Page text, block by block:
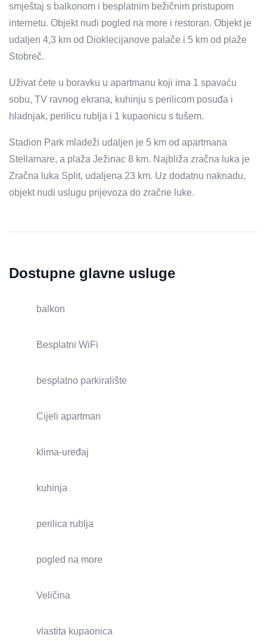
smještaj s balkonom i besplatnim bežičnim pristupom
internetu. Objekt nudi pogled na more i restoran. Objekt je
udaljen 4,3 km od Dioklecijanove palače i 5 km od plaže
Stobreč.
Uživat ćete u boravku u apartmanu koji ima 1 spavaću
sobu, TV ravnog ekrana, kuhinju s perilicom posuđa i
hladnjak, perilicu rublja i 1 kupaonicu s tušem.
Stadion Park mladeži udaljen je 5 km od apartmana
Stellamare, a plaža Ježinac 8 km. Najbliža zračna luka je
Zračna luka Split, udaljena 23 km. Uz dodatnu naknadu,
objekt nudi uslugu prijevoza do zračne luke.
Dostupne glavne usluge
balkon
Besplatni WiFi
besplatno parkiralište
Cijeli apartman
klima-uređaj
kuhinja
perilica rublja
pogled na more
Veličina
vlastita kupaonica